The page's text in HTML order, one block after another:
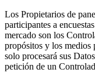
Los Propietarios de
participantes a
mercado son los
propósitos y los medios
solo procesará sus
petición de un